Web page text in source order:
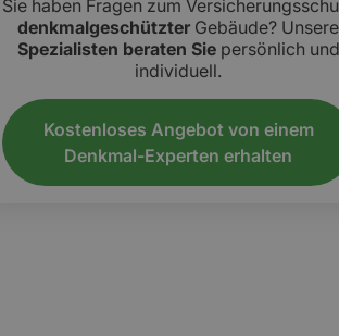
Sie haben Fragen zum
denkmalgeschützter Gebäude? Unsere
Spezialisten beraten Sie persönlich und
individuell.
Kostenloses Angebot von einem
Denkmal-Experten erhalten